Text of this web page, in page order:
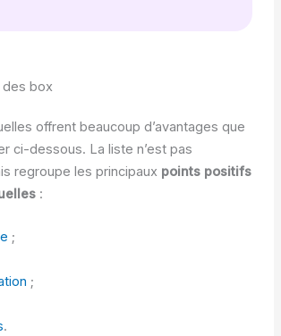
box
offrent beaucoup d’avantages que
ci-dessous. La liste n’est pas
regroupe les principaux points positifs
:
;
;
.